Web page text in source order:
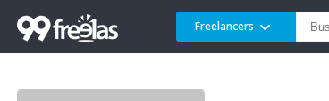
Freelancers